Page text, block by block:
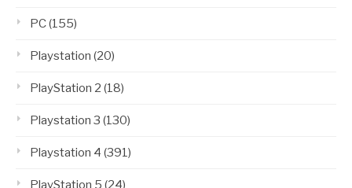
PC(155)
Playstation (20)
PlayStation 2 (18)
Playstation 3 (130)
Playstation 4 (391)
PlayStation 5 (24)